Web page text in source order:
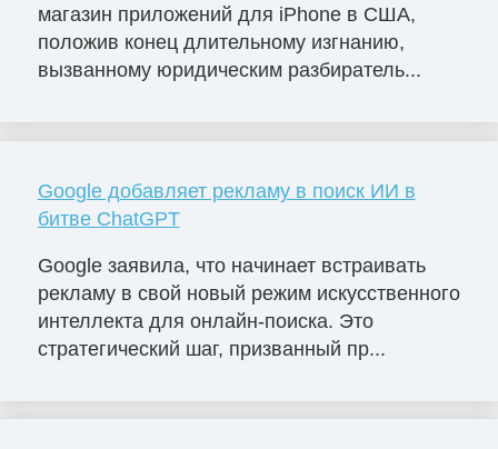
магазин приложений для iPhone в США,
положив конец длительному изгнанию,
вызванному юридическим разбиратель...
Google добавляет рекламу в поиск ИИ в
битве ChatGPT
Google заявила, что начинает встраивать
рекламу в свой новый режим искусственного
интеллекта для онлайн-поиска. Это
стратегический шаг, призванный пр...